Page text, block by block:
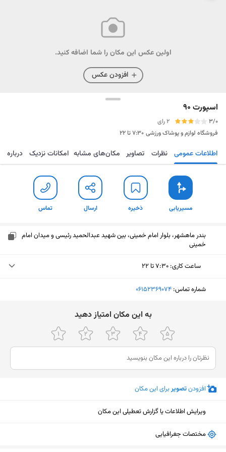
اولین عکس این مکان را شما اضافه کنید.
افزودن عکس
اسپورت 90
3/0
2 رای
فروشگاه لوازم و پوشاک ورزشی ۷:۳۰ تا ۲۲
مسیریابی ذخیره ارسال تماس اطلاعات عمومی نظرات تصاویر مکان‌های مشابه امکانات نزدیک درباره
مسیریابی ذخیره ارسال تماس
بندر ماهشهر، بلوار امام خمینی، بین شهید عبدالحمید رئیسی و میدان امام
خمینی
ساعت کاری: ۷:۳۰ تا ۲۲
دوشنبه (امروز)
پنجشنبه
۷:۳۰ تا ۲۲
جمعه
۷:۳۰ تا ۲۲
شنبه
یکشنبه
شماره تماس: ‎06152369074
ﺑﻪ اﯾﻦ ﻣﮑﺎن اﻣﺘﯿﺎز دﻫﯿﺪ
افزودنتصویربرای این مکان
ویرایش اطلاعات یا گزارش تعطیلی این مکان
مختصات جغرافیایی